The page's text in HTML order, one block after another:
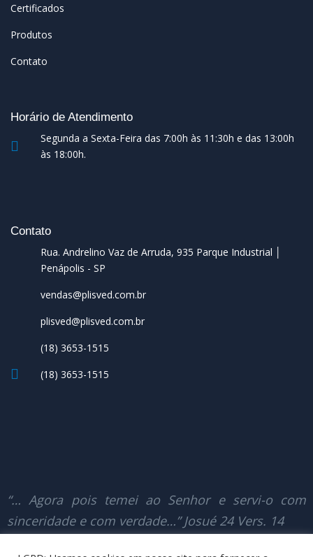
Certificados
Produtos
Contato
Horário de Atendimento
Segunda a Sexta-Feira das 7:00h às 11:30h e das 13:00h
às 18:00h.
Contato
Rua. Andrelino Vaz de Arruda, 935 Parque Industrial │
Penápolis - SP
vendas@plisved.com.br
plisved@plisved.com.br
(18) 3653-1515
(18) 3653-1515
“… Agora pois temei ao Senhor e servi-o com
sinceridade e com verdade…” Josué 24 Vers. 14